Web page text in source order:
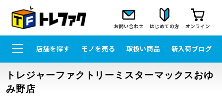
お問い合わせ はじめての方 オンライン
店舗を探す モノを売る 取扱い商品 新入荷ブログ
トレジャーファクトリーミスターマックスおゆ
み野店